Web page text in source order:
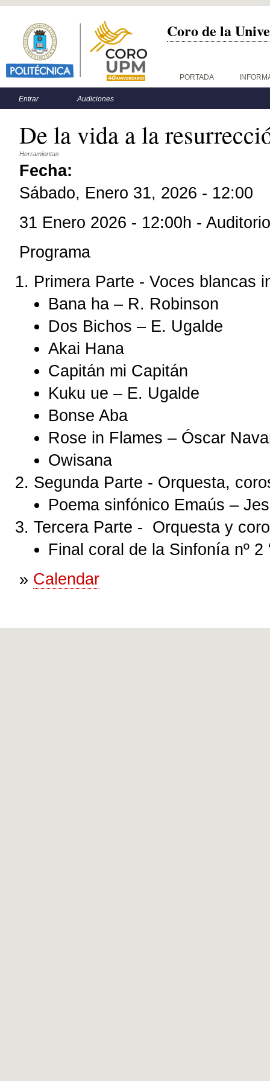
Coro de la
Menú principal PORTADA
Menú secundario
Entrar Audiciones
De la vida a la
Herramientas
Fecha:
Sábado, Enero 31, 2026 - 12:00
31 Enero 2026 - 12:00h -
Programa
Primera Parte - Voces blancas
Bana ha – R. Robinson
Dos Bichos – E. Ugalde
Akai Hana
Capitán mi Capitán
Kuku ue – E. Ugalde
Bonse Aba
Rose in Flames – Óscar
Owisana
Segunda Parte - Orquesta,
Poema sinfónico Emaús –
Tercera Parte - Orquesta y
Final coral de la Sinfonía nº 2
» Calendar